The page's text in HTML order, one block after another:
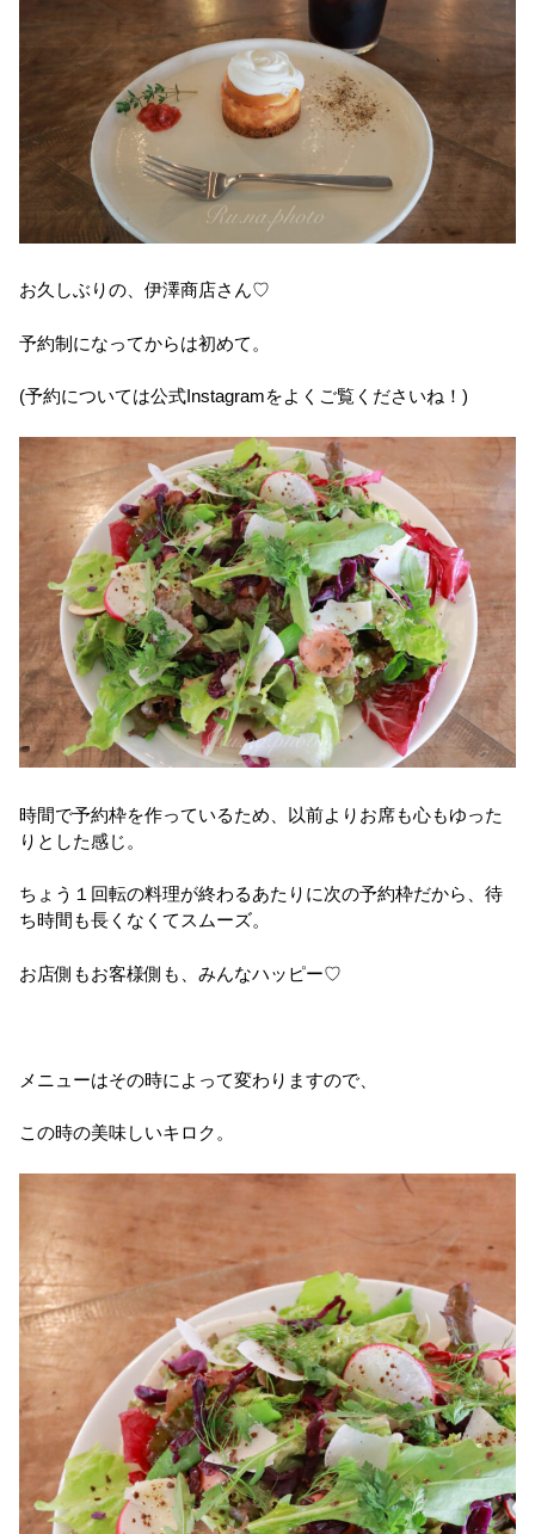
お久しぶりの、伊澤商店さん♡
予約制になってからは初めて。
(予約については公式Instagramをよくご覧くださいね！)
時間で予約枠を作っているため、以前よりお席も心もゆった
りとした感じ。
ちょう１回転の料理が終わるあたりに次の予約枠だから、待
ち時間も長くなくてスムーズ。
お店側もお客様側も、みんなハッピー♡
メニューはその時によって変わりますので、
この時の美味しいキロク。